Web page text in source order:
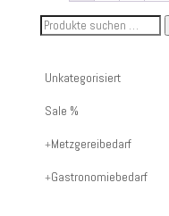
Suche
Artikelnummer
oder
Unkategorisiert
Sale %
Metzgereibedarf
Gastronomiebedarf